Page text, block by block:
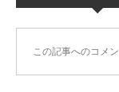
この記事へのコメ